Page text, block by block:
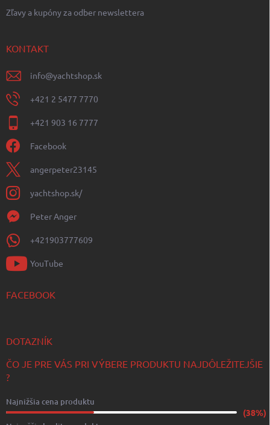
Zľavy a kupóny za odber newslettera
KONTAKT
info@yachtshop.sk
+421 2 5477 7770
+421 903 16 7777
Facebook
angerpeter23145
yachtshop.sk/
Peter Anger
+421903777609
YouTube
FACEBOOK
DOTAZNÍK
ČO JE PRE VÁS PRI VÝBERE PRODUKTU NAJDÔLEŽITEJŠIE
?
Najnižšia cena produktu
(38%)